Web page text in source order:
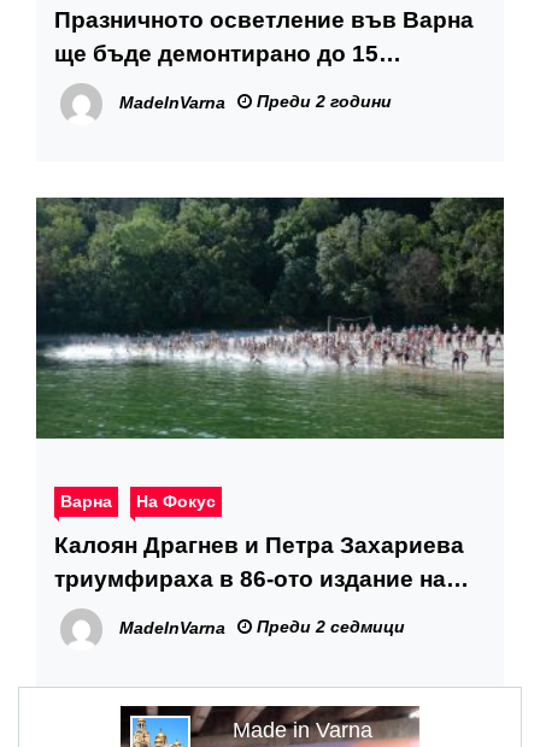
Празничното осветление във Варна
ще бъде демонтирано до 15
февруари
MadeInVarna Преди 2 години
Варна На Фокус
Калоян Драгнев и Петра Захариева
триумфираха в 86-ото издание на
плувния маратон „Галата – Варна“
MadeInVarna Преди 2 седмици
Made in Varna